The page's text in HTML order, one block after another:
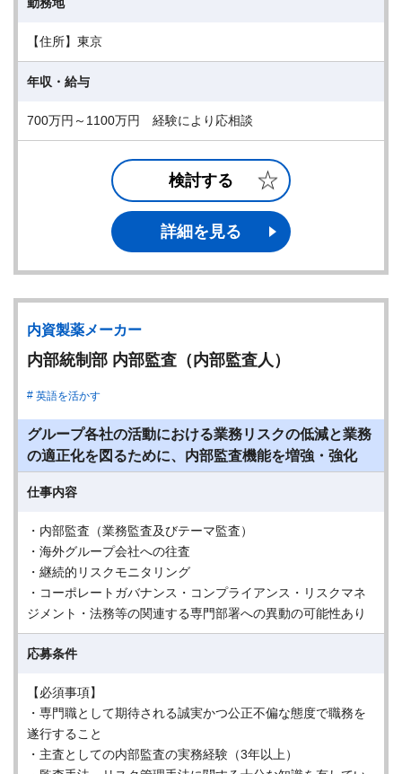
【住所】東京
年収・給与
700万円～1100万円 経験により応相談
検討する
詳細を見る
内資製薬メーカー
内部統制部 内部監査（内部監査人）
英語を活かす
グループ各社の活動における業務リスクの低減と業務
の適正化を図るために、内部監査機能を増強・強化
仕事内容
・内部監査（業務監査及びテーマ監査）
・海外グループ会社への往査
・継続的リスクモニタリング
・コーポレートガバナンス・コンプライアンス・リスクマネ
ジメント・法務等の関連する専門部署への異動の可能性あり
応募条件
【必須事項】
・専門職として期待される誠実かつ公正不偏な態度で職務を
遂行すること
・主査としての内部監査の実務経験（3年以上）